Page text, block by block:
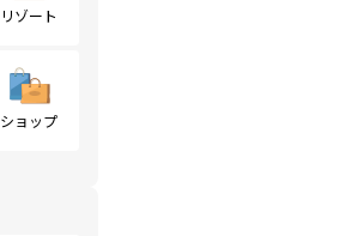
リゾート
ショップ